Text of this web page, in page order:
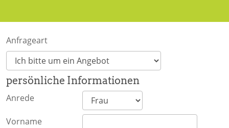
Anfrageart
persönliche Informationen
Anrede
Vorname